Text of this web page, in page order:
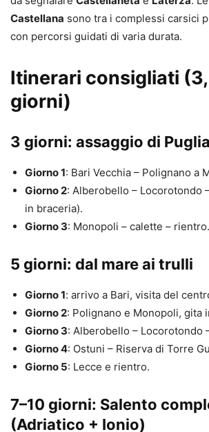
Castellana sono tra i complessi carsici
con percorsi guidati di varia durata.
Itinerari consigliati (3,
giorni)
3 giorni: assaggio di Puglia
Giorno 1: Bari Vecchia – Polignano a
Giorno 2: Alberobello – Locorotondo
in braceria).
Giorno 3: Monopoli – calette – rientro.
5 giorni: dal mare ai trulli
Giorno 1: arrivo a Bari, visita del
Giorno 2: Polignano e Monopoli, gita
Giorno 3: Alberobello – Locorotondo
Giorno 4: Ostuni – Riserva di Torre
Giorno 5: Lecce e rientro.
7–10 giorni: Salento
(Adriatico + Ionio)